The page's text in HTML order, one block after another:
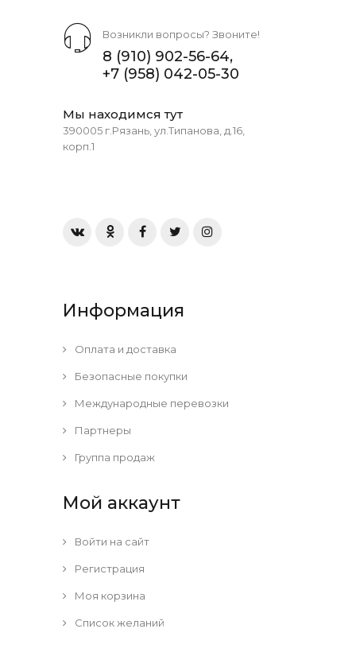
Возникли вопросы? Звоните!
8 (910) 902-56-64,
+7 (958) 042-05-30
Мы находимся тут
390005 г.Рязань, ул.Типанова, д.16,
корп.1
Информация
Оплата и доставка
Безопасные покупки
Международные перевозки
Партнеры
Группа продаж
Мой аккаунт
Войти на сайт
Регистрация
Моя корзина
Список желаний